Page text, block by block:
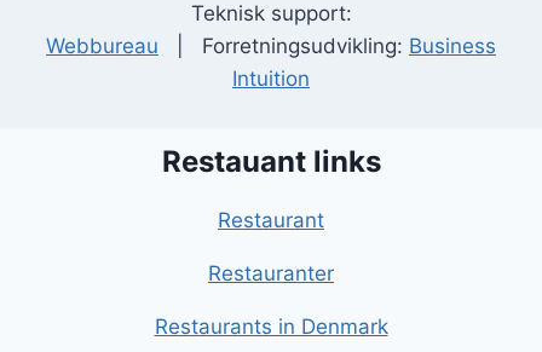
Teknisk support:
Webbureau | Forretningsudvikling: Business
Intuition
Restauant links
Restaurant
Restauranter
Restaurants in Denmark